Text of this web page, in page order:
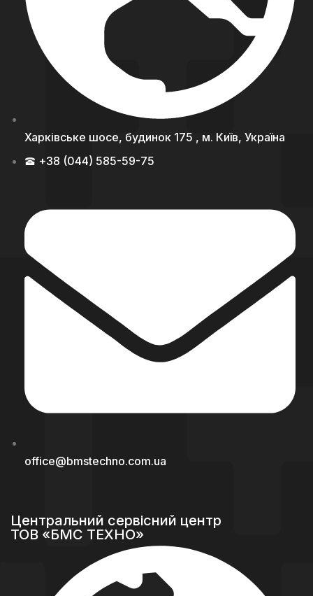
Харківське шосе, будинок 175 , м. Київ, Україна
+38 (044) 585-59-75
office@bmstechno.com.ua
Центральний сервісний центр
ТОВ «БМС ТЕХНО»